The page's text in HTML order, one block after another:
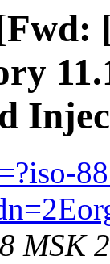
=?iso-
MSK